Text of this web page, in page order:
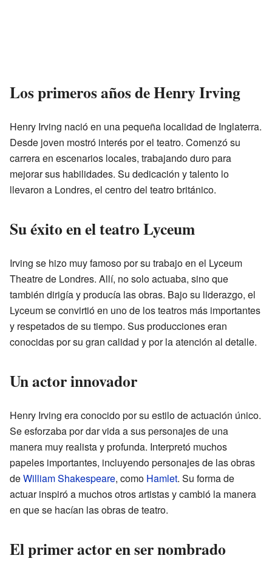
Los primeros años de Henry Irving
Henry Irving nació en una pequeña localidad de Inglaterra.
Desde joven mostró interés por el teatro. Comenzó su
carrera en escenarios locales, trabajando duro para
mejorar sus habilidades. Su dedicación y talento lo
llevaron a Londres, el centro del teatro británico.
Su éxito en el teatro Lyceum
Irving se hizo muy famoso por su trabajo en el Lyceum
Theatre de Londres. Allí, no solo actuaba, sino que
también dirigía y producía las obras. Bajo su liderazgo, el
Lyceum se convirtió en uno de los teatros más importantes
y respetados de su tiempo. Sus producciones eran
conocidas por su gran calidad y por la atención al detalle.
Un actor innovador
Henry Irving era conocido por su estilo de actuación único.
Se esforzaba por dar vida a sus personajes de una
manera muy realista y profunda. Interpretó muchos
papeles importantes, incluyendo personajes de las obras
deWilliam Shakespeare, como Hamlet. Su forma de
actuar inspiró a muchos otros artistas y cambió la manera
en que se hacían las obras de teatro.
El primer actor en ser nombrado